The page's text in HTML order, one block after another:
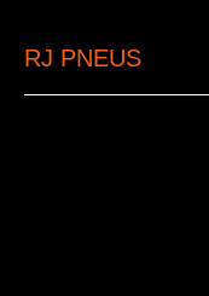
RJ PNEUS